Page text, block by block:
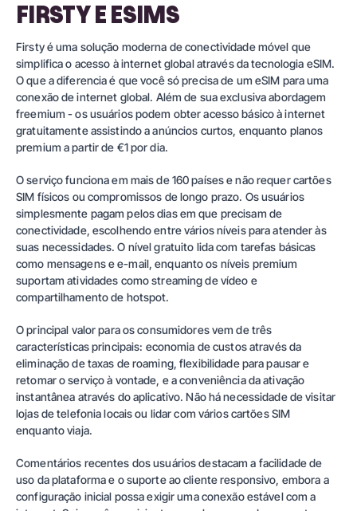
FIRSTY E ESIMS
Firstyé uma solução moderna de conectividade móvel que
simplifica o acesso à internet global através da tecnologia eSIM.
O que a diferencia é que você só precisa de um eSIM para uma
conexão de internet global. Além de sua exclusivaabordagem
freemium - os usuários podem obter acesso básico à internet
gratuitamente assistindo a anúncios curtos, enquanto planos
premium a partir de €1 por dia.
O serviço funciona em mais de160 paísese não requer cartões
SIM físicos ou compromissos de longo prazo. Os usuários
simplesmente pagam pelos dias em que precisam de
conectividade, escolhendo entre vários níveis para atender às
suas necessidades. O nível gratuito lida com tarefas básicas
como mensagens e e-mail, enquanto os níveis premium
suportam atividades como streaming de vídeo e
compartilhamento de hotspot.
O principal valor para os consumidores vem de três
características principais: economia de custos através da
eliminação de taxas de roaming, flexibilidade para pausar e
retomar o serviço à vontade, e a conveniência da ativação
instantânea através do aplicativo. Não há necessidade de visitar
lojas de telefonia locais ou lidar com vários cartões SIM
enquanto viaja.
Comentários recentes dos usuários destacam a facilidade de
uso da plataforma e o suporte ao cliente responsivo, embora a
configuração inicial possa exigir uma conexão estável com a